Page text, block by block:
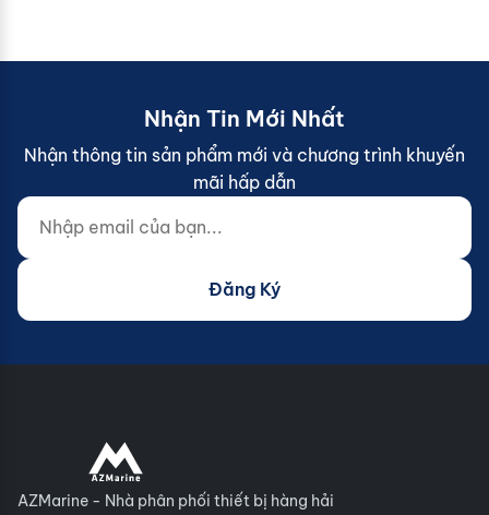
Nhận Tin Mới Nhất
Nhận thông tin sản phẩm mới và chương trình khuyến
mãi hấp dẫn
Nhập email của bạn...
Website (do not fill)
Đăng Ký
AZMarine - Nhà phân phối thiết bị hàng hải